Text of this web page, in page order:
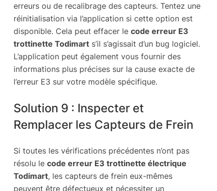
erreurs ou de recalibrage des capteurs. Tentez une
réinitialisation via l’application si cette option est
disponible. Cela peut effacer le code erreur E3
trottinette Todimart s’il s’agissait d’un bug logiciel.
L’application peut également vous fournir des
informations plus précises sur la cause exacte de
l’erreur E3 sur votre modèle spécifique.
Solution 9 : Inspecter et
Remplacer les Capteurs de Frein
Si toutes les vérifications précédentes n’ont pas
résolu le code erreur E3 trottinette électrique
Todimart, les capteurs de frein eux-mêmes
peuvent être défectueux et nécessiter un